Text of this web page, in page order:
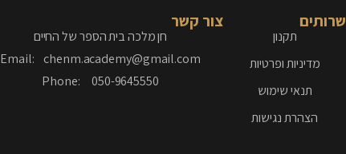
שרותים
תקנון
מדיניות ופרטיות
תנאי שימוש
הצהרת נגישות
צור קשר
חן מלכה בית הספר של החיים
Email: chenm.academy@gmail.com
Phone: 050-9645550